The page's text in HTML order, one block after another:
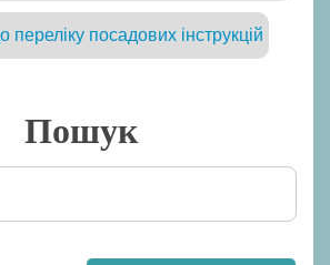
переліку посадових інструкцій
Пошук